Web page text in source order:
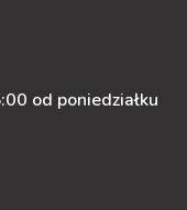
od poniedziałku